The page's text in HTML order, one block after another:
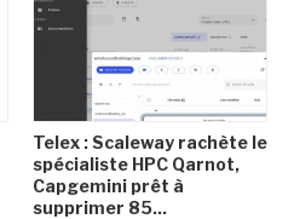
Telex : Scaleway rachète le
spécialiste HPC Qarnot,
Capgemini prêt à
supprimer 85...